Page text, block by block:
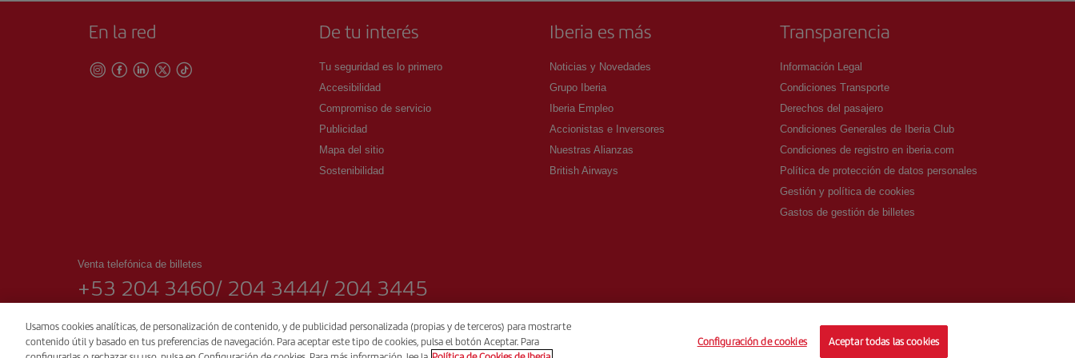
En la red De tu interés
Tu seguridad es lo primero
Accesibilidad
Compromiso de servicio
Publicidad
Mapa del sitio
Sostenibilidad
Iberia es más
Noticias y Novedades
Grupo Iberia
Iberia Empleo
Accionistas e Inversores
Nuestras Alianzas
British Airways
Transparencia
Información Legal
Condiciones Transporte
Derechos del pasajero
Condiciones Generales de Iberia Club
Condiciones de registro en iberia.com
Política de protección de datos personales
Gestión y política de cookies
Gastos de gestión de billetes
Venta telefónica de billetes
+53 204 3460/ 204 3444/ 204 3445
© Iberia 2026
Usamos cookies analíticas, de personalización de contenido, y de publicidad personalizada (propias y de terceros) para mostrarte
contenido útil y basado en tus preferencias de navegación. Para aceptar este tipo de cookies, pulsa el botón Aceptar. Para
Configuración de cookies Aceptar todas las cookies